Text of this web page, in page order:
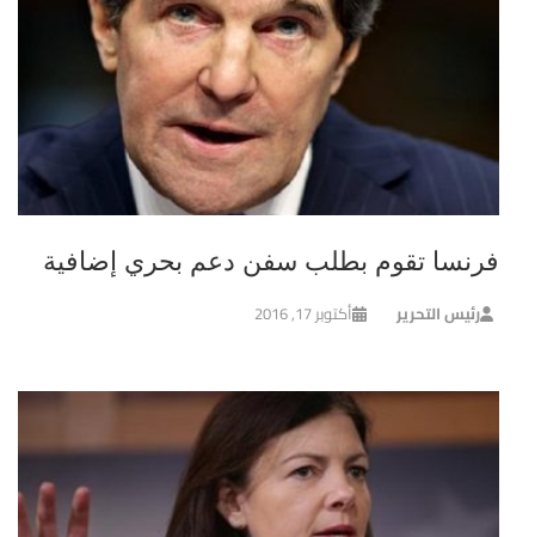
فرنسا تقوم بطلب سفن دعم بحري إضافية
رئيس التحرير أكتوبر 17, 2016